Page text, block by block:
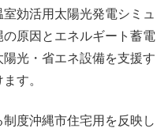
効活用太陽光発電シミュ
原因とエネルギート蓄電
光・省エネ設備を支援す
す。
度沖縄市住宅用を反映し